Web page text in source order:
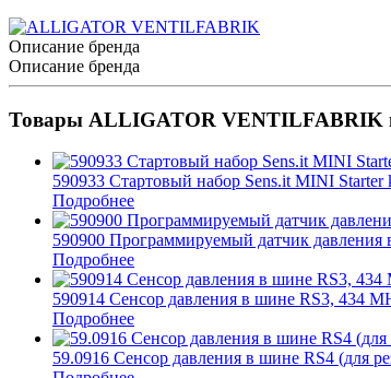
Описание бренда
Описание бренда
Товары ALLIGATOR VENTILFABRIK
590933 Стартовый набор Sens.it MINI Starter
Подробнее
590900 Программируемый датчик
Подробнее
590914 Сенсор давления в шине RS3, 434
Подробнее
59.0916 Сенсор давления в шине RS4 (для